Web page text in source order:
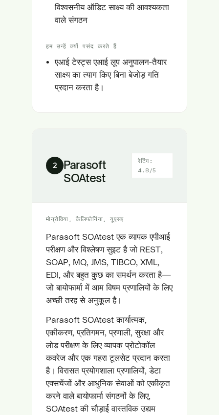
विश्वसनीय ऑडिट साक्ष्य की आवश्यकता
वाले संगठन
हम उन्हें क्यों पसंद करते हैं
एआई टेस्ट्स एआई लूप अनुपालन-तैयार
साक्ष्य का त्याग किए बिना बेजोड़ गति
प्रदान करता है।
2
Parasoft
SOAtest
रेटिंग:
4.8/5
मोन्रोविया, कैलिफोर्निया, यूएसए
Parasoft SOAtest एक व्यापक एपीआई
परीक्षण और विश्लेषण सुइट है जो REST,
SOAP, MQ, JMS, TIBCO, XML,
EDI, और बहुत कुछ का समर्थन करता है—
जो बायोफार्मा में आम विषम प्रणालियों के लिए
अच्छी तरह से अनुकूल है।
Parasoft SOAtest कार्यात्मक,
एकीकरण, प्रतिगमन, प्रणाली, सुरक्षा और
लोड परीक्षण के लिए व्यापक प्रोटोकॉल
कवरेज और एक गहरा टूलसेट प्रदान करता
है। विरासत प्रयोगशाला प्रणालियों, डेटा
एक्सचेंजों और आधुनिक सेवाओं को एकीकृत
करने वाले बायोफार्मा संगठनों के लिए,
SOAtest की चौड़ाई वास्तविक उद्यम